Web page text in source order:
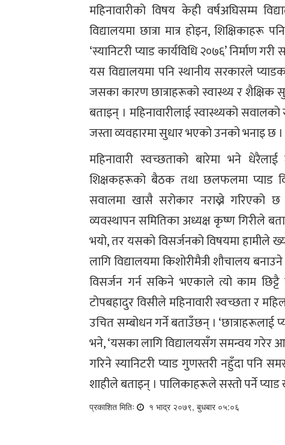
महिनावारीको विषय केही वर्षअघिसम्म
विद्यालयमा छात्रा मात्र होइन,
‘स्यानिटरी प्याड कार्यविधि २०७६’ निर्माण
यस विद्यालयमा पनि स्थानीय सरकारले
जसका कारण छात्राहरूको स्वास्थ्य र शैक्षिक
बताइन् । महिनावारीलाई स्वास्थ्यको
जस्ता व्यवहारमा सुधार भएको उनको भनाइ छ ।
महिनावारी स्वच्छताको बारेमा भने
शिक्षकहरूको बैठक तथा छलफलमा प्याड
सवालमा खासै सरोकार नराख्ने गरिएको छ
व्यवस्थापन समितिका अध्यक्ष कृष्ण गिरीले
भयो, तर यसको विसर्जनको विषयमा हामीले
लागि विद्यालयमा किशोरीमैत्री शौचालय
विसर्जन गर्न सकिने भएकाले त्यो काम
टोपबहादुर विसीले महिनावारी स्वच्छता र
उचित सम्बोधन गर्ने बताउँछन् । ‘छात्राहरूलाई
भने, ‘यसका लागि विद्यालयसँग समन्वय गरेर
गरिने स्यानिटरी प्याड गुणस्तरी नहुँदा पनि
शाहीले बताइन् । पालिकाहरूले सस्तो पर्ने
प्रकाशित मितिः १ भाद्र २०७९, बुधबार ०५:०६